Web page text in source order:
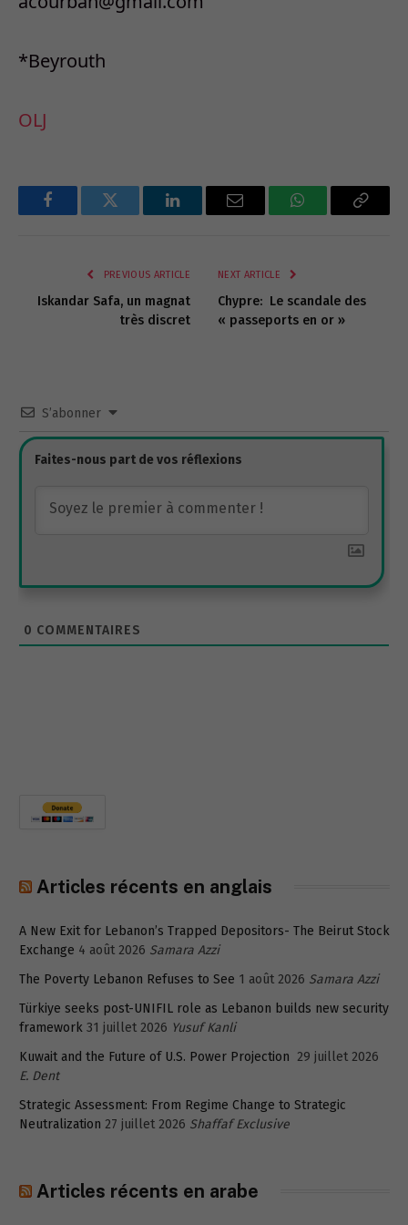
*Beyrouth
OLJ
FacebookTwitter LinkedInEmail WhatsAppCopy
PREVIOUS ARTICLE
Iskandar Safa, un magnat
très discret
NEXT ARTICLE
Chypre: Le scandale des
« passeports en or »
S’abonner
0 COMMENTAIRES
Articles récents en anglais
A New Exit for Lebanon’s Trapped Depositors- The Beirut Stock
Exchange 4 août 2026 Samara Azzi
The Poverty Lebanon Refuses to See 1 août 2026 Samara Azzi
Türkiye seeks post-UNIFIL role as Lebanon builds new security
framework 31 juillet 2026 Yusuf Kanli
Kuwait and the Future of U.S. Power Projection 29 juillet 2026
E. Dent
Strategic Assessment: From Regime Change to Strategic
Neutralization 27 juillet 2026 Shaffaf Exclusive
Articles récents en arabe